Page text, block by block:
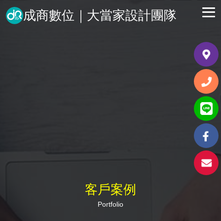
成商數位｜大當家設計團隊
客戶案例
Portfolio